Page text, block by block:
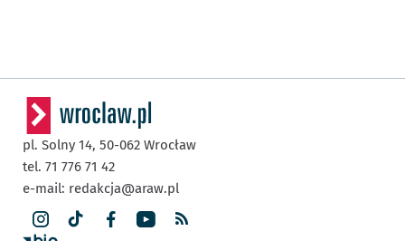
pl. Solny 14, 50-062 Wrocław
tel. 71 776 71 42
e-mail: redakcja@araw.pl